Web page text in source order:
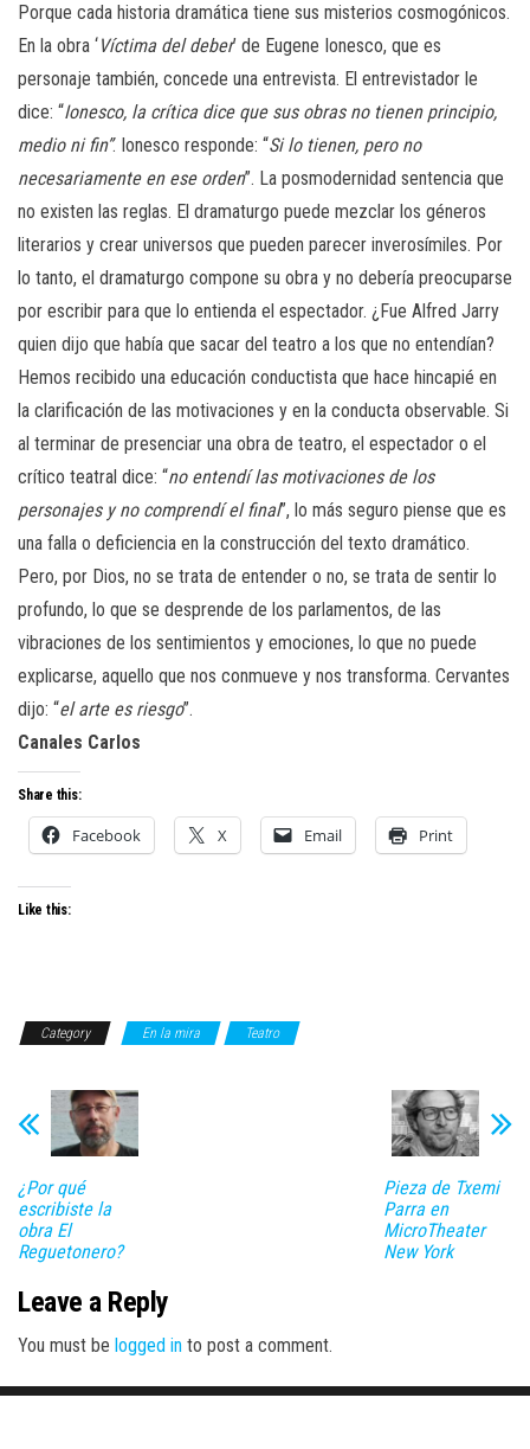
Porque cada historia dramática tiene sus misterios cosmogónicos.
En la obra ‘Víctima del deber’ de Eugene Ionesco, que es
personaje también, concede una entrevista. El entrevistador le
dice: “Ionesco, la crítica dice que sus obras no tienen principio,
medio ni fin”. Ionesco responde: “Si lo tienen, pero no
necesariamente en ese orden”. La posmodernidad sentencia que
no existen las reglas. El dramaturgo puede mezclar los géneros
literarios y crear universos que pueden parecer inverosímiles. Por
lo tanto, el dramaturgo compone su obra y no debería preocuparse
por escribir para que lo entienda el espectador. ¿Fue Alfred Jarry
quien dijo que había que sacar del teatro a los que no entendían?
Hemos recibido una educación conductista que hace hincapié en
la clarificación de las motivaciones y en la conducta observable. Si
al terminar de presenciar una obra de teatro, el espectador o el
crítico teatral dice: “no entendí las motivaciones de los
personajes y no comprendí el final”, lo más seguro piense que es
una falla o deficiencia en la construcción del texto dramático.
Pero, por Dios, no se trata de entender o no, se trata de sentir lo
profundo, lo que se desprende de los parlamentos, de las
vibraciones de los sentimientos y emociones, lo que no puede
explicarse, aquello que nos conmueve y nos transforma. Cervantes
dijo: “el arte es riesgo”.
Canales Carlos
Share this:
Facebook X Email Print
Like this:
Category En la mira Teatro
¿Por qué
escribiste la
obra El
Reguetonero?
Pieza de Txemi
Parra en
MicroTheater
New York
Leave a Reply
You must be logged in to post a comment.